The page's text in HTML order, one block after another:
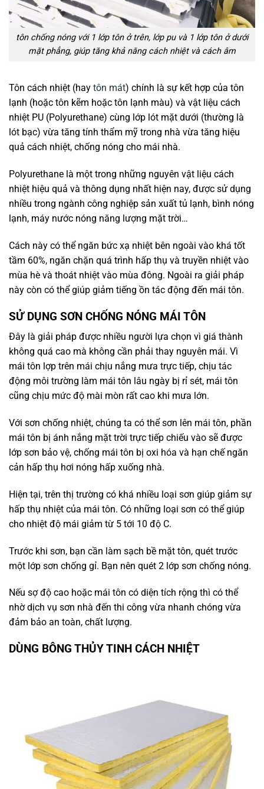
tôn chống nóng với 1 lớp tôn ở trên, lớp pu và 1 lớp tôn ở dưới
mặt phẳng, giúp tăng khả năng cách nhiệt và cách âm
Tôn cách nhiệt (hay tôn mát) chính là sự kết hợp của tôn
lạnh (hoặc tôn kẽm hoặc tôn lạnh màu) và vật liệu cách
nhiệt PU (Polyurethane) cùng lớp lót mặt dưới (thường là
lót bạc) vừa tăng tính thẩm mỹ trong nhà vừa tăng hiệu
quả cách nhiệt, chống nóng cho mái nhà.
Polyurethane là một trong những nguyên vật liệu cách
nhiệt hiệu quả và thông dụng nhất hiện nay, được sử dụng
nhiều trong ngành công nghiệp sản xuất tủ lạnh, bình nóng
lạnh, máy nước nóng năng lượng mặt trời…
Cách này có thể ngăn bức xạ nhiệt bên ngoài vào khá tốt
tầm 60%, ngăn chặn quá trình hấp thụ và truyền nhiệt vào
mùa hè và thoát nhiệt vào mùa đông. Ngoài ra giải pháp
này còn có thể giúp giảm tiếng ồn tác động đến mái tôn.
SỬ DỤNG SƠN CHỐNG NÓNG MÁI TÔN
Đây là giải pháp được nhiều người lựa chọn vì giá thành
không quá cao mà không cần phải thay nguyên mái. Vì
mái tôn lợp trên mái chịu nắng mưa trực tiếp, chịu tác
động môi trường làm mái tôn lâu ngày bị rỉ sét, mái tôn
cũng chịu mức độ mài mòn rất cao khi mưa lớn.
Với sơn chống nhiệt, chúng ta có thể sơn lên mái tôn, phần
mái tôn bị ánh nắng mặt trời trực tiếp chiếu vào sẽ được
lớp sơn bảo vệ, chống mái tôn bị oxi hóa và hạn chế ngăn
cản hấp thụ hơi nóng hấp xuống nhà.
Hiện tại, trên thị trường có khá nhiều loại sơn giúp giảm sự
hấp thụ nhiệt của mái tôn. Có những loại sơn có thể giúp
cho nhiệt độ mái giảm từ 5 tới 10 độ C.
Trước khi sơn, bạn cần làm sạch bề mặt tôn, quét trước
một lớp sơn chống gỉ. Bạn nên quét 2 lớp sơn chống nóng.
Nếu sợ độ cao hoặc mái tôn có diện tích rộng thì có thể
nhờ dịch vụ sơn nhà đến thi công vừa nhanh chóng vừa
đảm bảo an toàn, chất lượng.
DÙNG BÔNG THỦY TINH CÁCH NHIỆT